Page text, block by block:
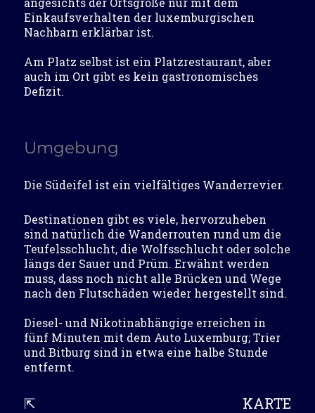
Einkaufsverhalten der luxemburgischen
Nachbarn erklärbar ist.
Am Platz selbst ist ein Platzrestaurant, aber
auch im Ort gibt es kein gastronomisches
Defizit.
Umgebung
Die Südeifel ist ein vielfältiges Wanderrevier.
Destinationen gibt es viele, hervorzuheben
sind natürlich die Wanderrouten rund um die
Teufelsschlucht, die Wolfsschlucht oder solche
längs der Sauer und Prüm. Erwähnt werden
muss, dass noch nicht alle Brücken und Wege
nach den Flutschäden wieder hergestellt sind.
Diesel- und Nikotinabhängige erreichen in
fünf Minuten mit dem Auto Luxemburg; Trier
und Bitburg sind in etwa eine halbe Stunde
entfernt.
⇱ KARTE